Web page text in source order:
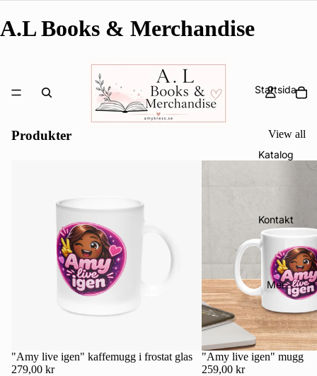
A.L Books & Merchandise
Startsida
Katalog
Kontakt
Mer
Produkter View all
"Amy live igen" kaffemugg i frostat glas
279,00 kr
"Amy live igen" mugg
259,00 kr
Integritetspolicy
Återbetalningspolicy